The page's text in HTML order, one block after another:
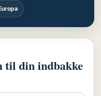
til din indbakke